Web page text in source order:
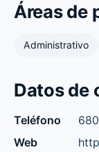
Áreas de
Administrativo
Datos de
Teléfono
Web